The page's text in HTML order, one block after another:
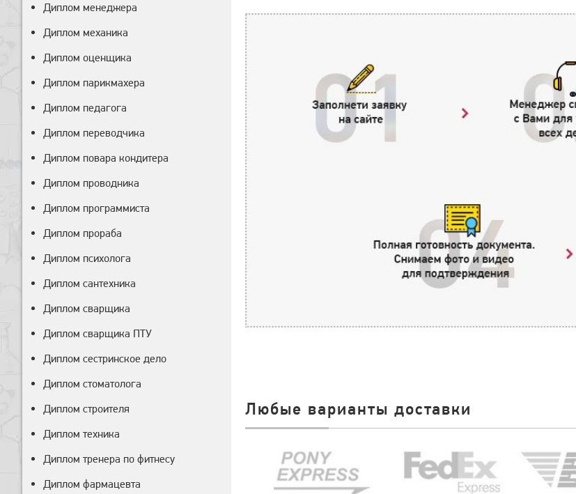
Любые варианты доставки
Диплом менеджера
Диплом механика
Диплом оценщика
Диплом парикмахера
Диплом педагога
Диплом переводчика
Диплом повара кондитера
Диплом проводника
Диплом программиста
Диплом прораба
Диплом психолога
Диплом сантехника
Диплом сварщика
Диплом сварщика ПТУ
Диплом сестринское дело
Диплом стоматолога
Диплом строителя
Диплом техника
Диплом тренера по фитнесу
Диплом фармацевта